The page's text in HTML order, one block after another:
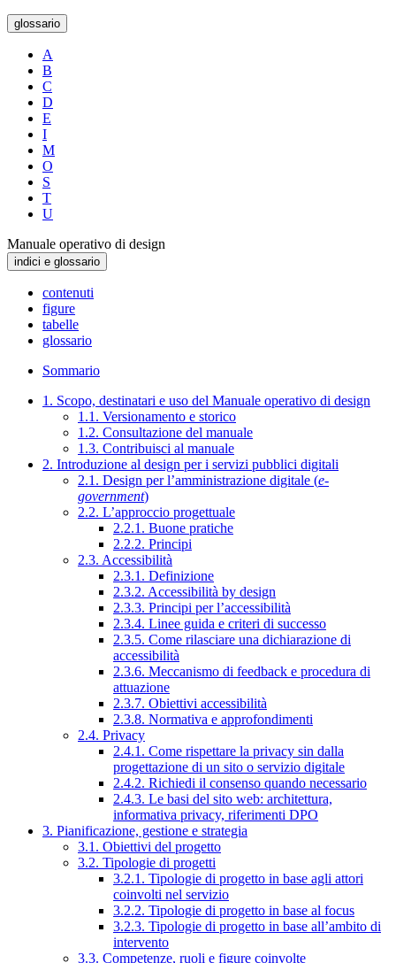
glossario
A
B
C
D
E
I
M
O
S
T
U
Manuale operativo di design
indici e glossario
contenuti
figure
tabelle
glossario
Sommario
1. Scopo, destinatari e uso del Manuale operativo di design
1.1. Versionamento e storico
1.2. Consultazione del manuale
1.3. Contribuisci al manuale
2. Introduzione al design per i servizi pubblici digitali
2.1. Design per l’amministrazione digitale (e-
government)
2.2. L’approccio progettuale
2.2.1. Buone pratiche
2.2.2. Principi
2.3. Accessibilità
2.3.1. Definizione
2.3.2. Accessibilità by design
2.3.3. Principi per l’accessibilità
2.3.4. Linee guida e criteri di successo
2.3.5. Come rilasciare una dichiarazione di
accessibilità
2.3.6. Meccanismo di feedback e procedura di
attuazione
2.3.7. Obiettivi accessibilità
2.3.8. Normativa e approfondimenti
2.4. Privacy
2.4.1. Come rispettare la privacy sin dalla
progettazione di un sito o servizio digitale
2.4.2. Richiedi il consenso quando necessario
2.4.3. Le basi del sito web: architettura,
informativa privacy, riferimenti DPO
3. Pianificazione, gestione e strategia
3.1. Obiettivi del progetto
3.2. Tipologie di progetti
3.2.1. Tipologie di progetto in base agli attori
coinvolti nel servizio
3.2.2. Tipologie di progetto in base al focus
3.2.3. Tipologie di progetto in base all’ambito di
intervento
3.3. Competenze, ruoli e figure coinvolte